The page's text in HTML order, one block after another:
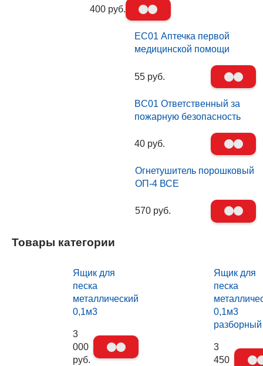
400 руб.
EC01 Аптечка первой
медицинской помощи
55 руб.
BC01 Ответственный за
пожарную безопасность
40 руб.
Огнетушитель порошковый
ОП-4 ВСЕ
570 руб.
Товары категории
Ящик для
песка
металлический
0,1м3
3
000
руб.
Ящик для
песка
0,1м3
разборный
3
450